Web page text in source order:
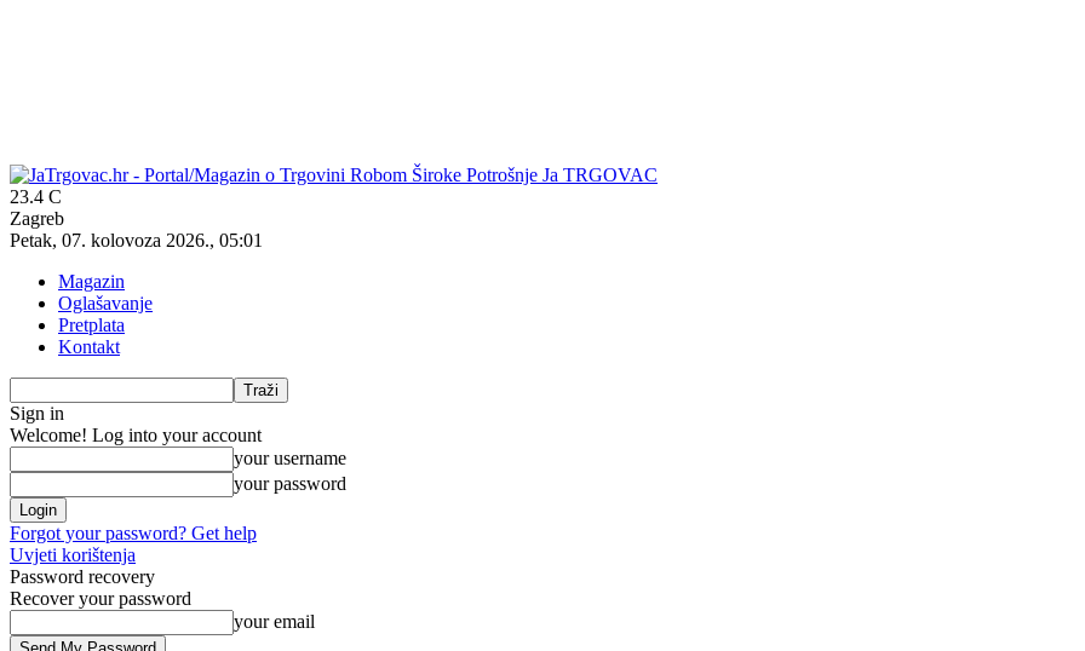
Ja TRGOVAC
23.4 C
Zagreb
Petak, 07. kolovoza 2026., 05:01
Magazin
Oglašavanje
Pretplata
Kontakt
Sign in
Welcome! Log into your account
your username
your password
Forgot your password? Get help
Uvjeti korištenja
Password recovery
Recover your password
your email